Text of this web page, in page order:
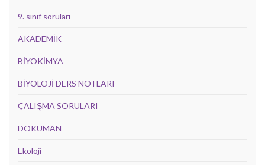
9. sınıf soruları
AKADEMİK
BİYOKİMYA
BİYOLOJİ DERS NOTLARI
ÇALIŞMA SORULARI
DOKUMAN
Ekoloji